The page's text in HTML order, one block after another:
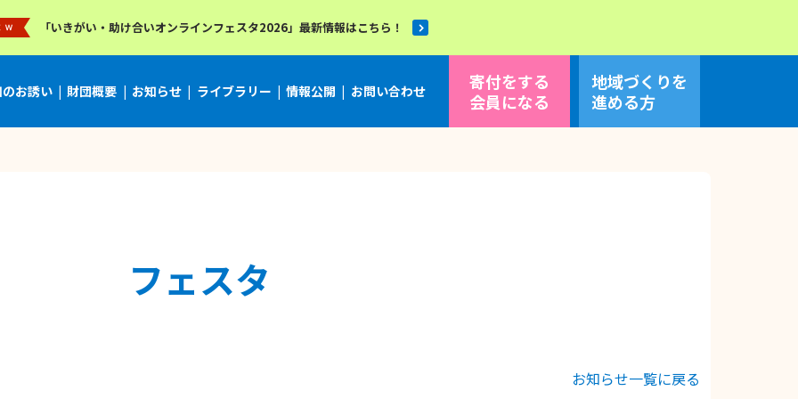
「いきがい・助け合いオンラインフェスタ2026」最新情報はこちら！
お誘い 財団概要 お知らせ ライブラリー 情報公開 お問い合わせ
寄付をする
会員になる
地域づくりを
進める方
フェスタ
お知らせ一覧に戻る